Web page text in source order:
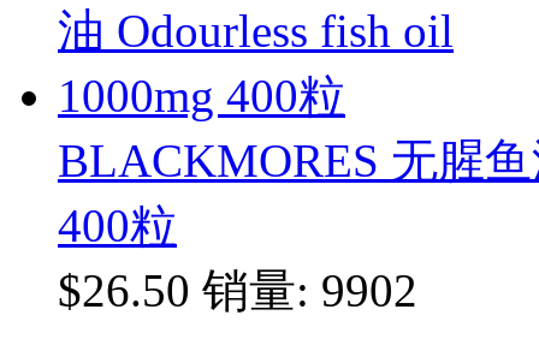
BLACKMORES 无腥
400粒
$26.50 销量: 9902